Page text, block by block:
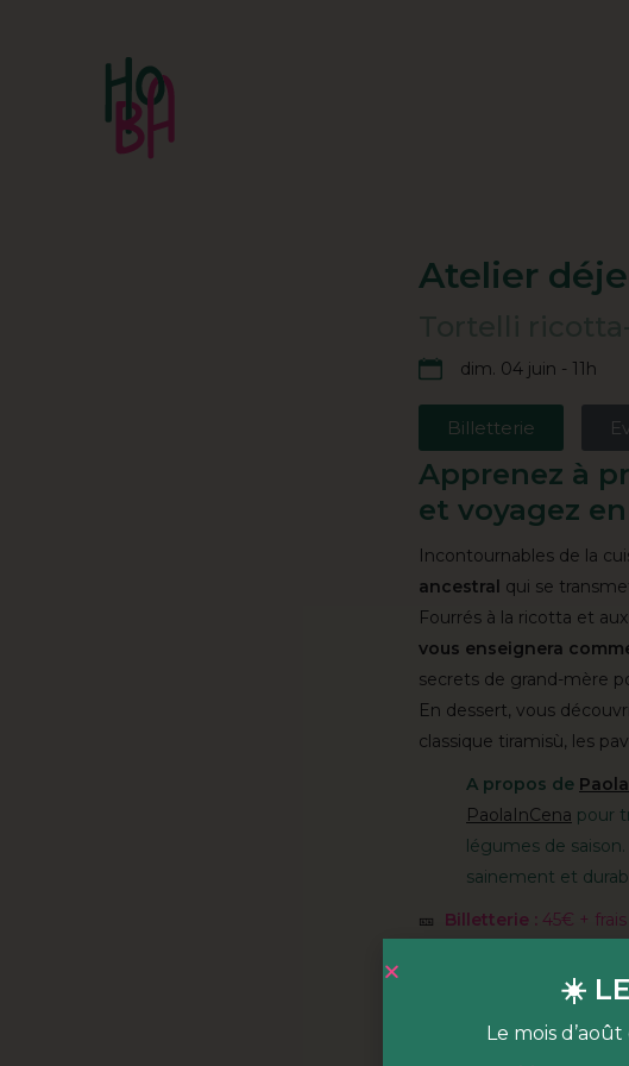
Atelier
dim. 04 juin - 11h
Billetterie
Apprenez à
et voyagez
Incontournables de la
ancestral qui se
Fourrés à la ricotta et
vous enseignera
secrets de grand-mère
En dessert, vous
classique tiramisù, les
A propos de
PaolaInCena pour
légumes de
sainement et
🎫 Billetterie : 45€ +
HOBA c'est
HOBA est un lieu de
☀️
Le mois